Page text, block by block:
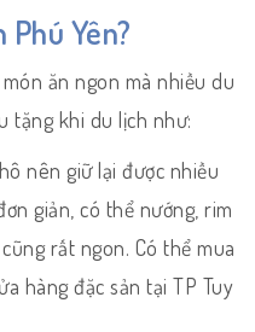
Yên?
ăn ngon mà nhiều du
tặng khi du lịch như:
nên giữ lại được nhiều
giản, có thể nướng, rim
rất ngon. Có thể mua
hàng đặc sản tại TP Tuy